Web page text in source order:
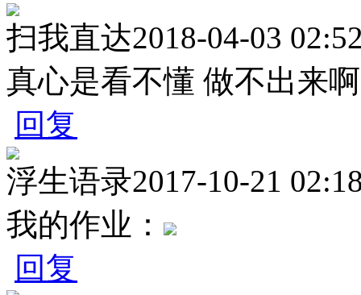
扫我直达2018-04-03
真心是看不懂 做不出来啊
回复
浮生语录2017-10-21
我的作业：
回复